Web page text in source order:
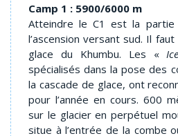
Camp 1 : 5900/6000 m
Atteindre le C1 est la partie
l’ascension versant sud. Il
glace du Khumbu. Les «
spécialisés dans la pose des
la cascade de glace, ont
pour l’année en cours. 600
sur le glacier en perpétuel
situe à l’entrée de la combe